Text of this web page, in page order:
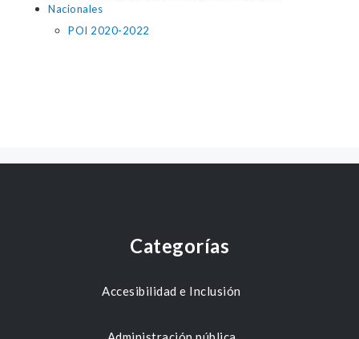
Nacionales
POI 2020-2022
Categorías
Accesibilidad e Inclusión